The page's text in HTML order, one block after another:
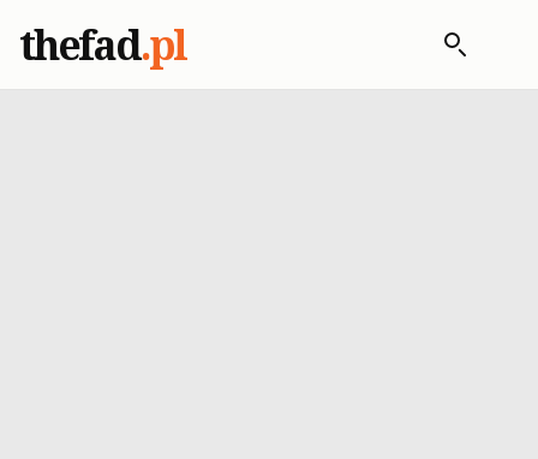
thefad.pl